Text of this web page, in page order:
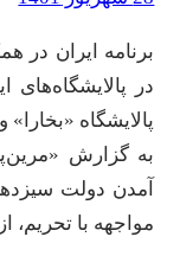
برنامه ایران در
در
پالایشگاه
به گزارش
آمدن دولت
مواجهه با